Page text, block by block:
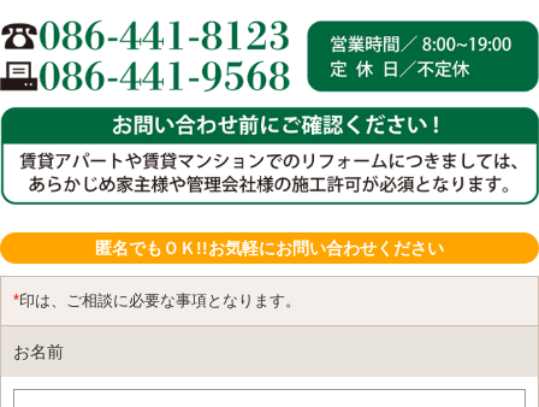
匿名でもＯＫ!!お気軽にお問い合わせください
*印は、ご相談に必要な事項となります。
お名前